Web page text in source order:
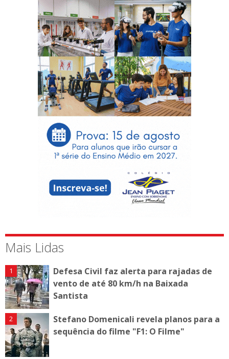
Mais Lidas
Defesa Civil faz alerta para rajadas de
vento de até 80 km/h na Baixada
Santista
Stefano Domenicali revela planos para a
sequência do filme "F1: O Filme"